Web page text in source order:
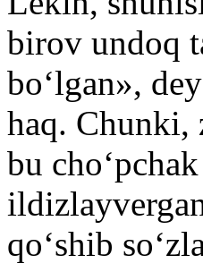
birov undoq
boʻlgan»,
haq. Chunki,
bu
qoʻshib